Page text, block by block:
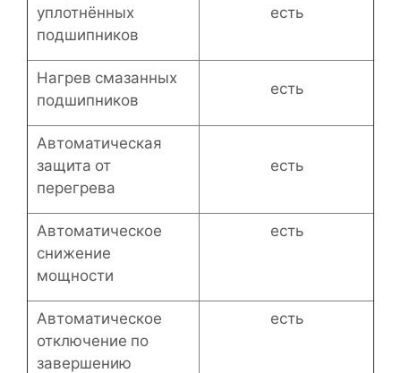
уплотнённых
подшипников
есть
Нагрев смазанных
подшипников
есть
Автоматическая
защита от
перегрева
есть
Автоматическое
снижение
мощности
есть
Автоматическое
отключение по
завершению
есть